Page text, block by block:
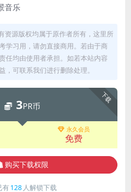
音乐
资源版权均属于原作者所有，这里所
学习用，请勿直接商用。若由于商
任均由使用者承担。如若本站内容
，可联系我们进行删除处理。
下载
3PR币
永久会员
免费
购买下载权限
有128 人解锁下载